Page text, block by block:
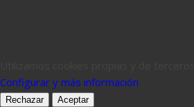
Configurar y más información
Rechazar Aceptar